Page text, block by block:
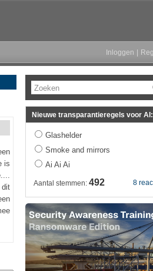
Inloggen
is
dit
Zoeken
Nieuwe transparantieregels voor AI:
Glashelder
Smoke and mirrors
Ai Ai Ai
8
Aantal stemmen: 492